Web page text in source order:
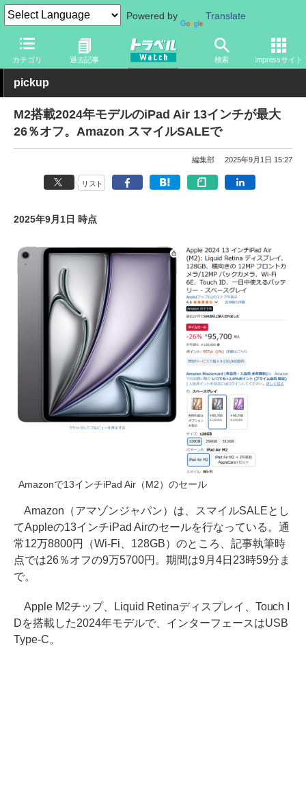
Powered by Translate
カテゴリ 過去記事 検索 Impressサイト
トラベル Watch 旅のアイテム スマホ・ルーター タブレット
pickup
M2搭載2024年モデルのiPad Air 13インチが最大
26％オフ。Amazon スマイルSALEで
編集部 2025年9月1日 15:27
リスト
2025年9月1日 時点
Amazonで13インチiPad Air（M2）のセール
Amazon（アマゾンジャパン）は、スマイルSALEとし
てAppleの13インチiPad Airのセールを行なっている。通
常12万8800円（Wi-Fi、128GB）のところ、記事執筆時
点では26％オフの9万5700円。期間は9月4日23時59分ま
で。
Apple M2チップ、Liquid Retinaディスプレイ、Touch I
Dを搭載した2024年モデルで、インターフェースはUSB
Type-C。